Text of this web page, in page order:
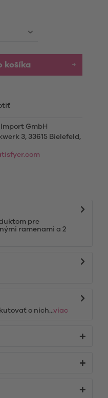
košíka
GmbH
3, 33615 Bielefeld,
pre
ramenami a 2
o nich...viac